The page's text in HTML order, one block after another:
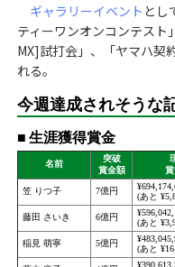
ギャラリーイベント とし
ティーワンオンコンテス
MX]試打会」、「ヤマハ契
れる。